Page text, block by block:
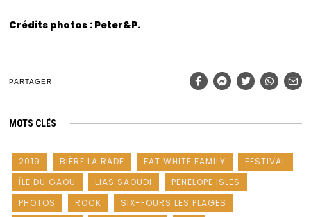
Crédits photos : Peter&P.
PARTAGER
MOTS CLÉS
2019 BIÈRE LA RADE FAT WHITE FAMILY
FESTIVAL
ÎLE DU GAOU
LIAS SAOUDI
PENELOPE ISLES
PHOTOS
ROCK
SIX-FOURS LES PLAGES